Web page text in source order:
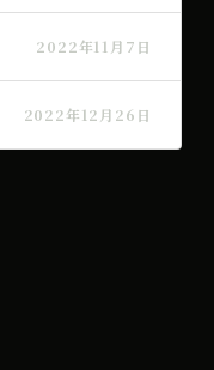
2022年11月7日
2022年12月26日